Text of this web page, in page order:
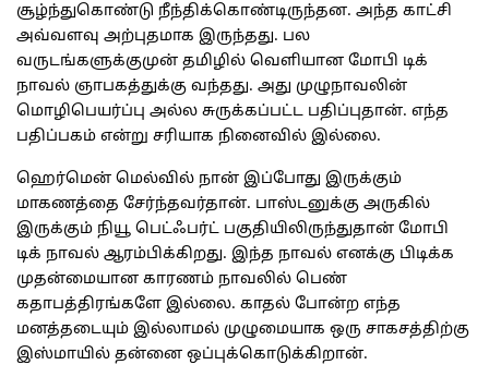
சூழ்ந்துகொண்டு நீந்திக்கொண்டிருந்தன. அந்த காட்சி
அவ்வளவு அற்புதமாக இருந்தது. பல
வருடங்களுக்குமுன் தமிழில் வெளியான மோபி டிக்
நாவல் ஞாபகத்துக்கு வந்தது. அது முழுநாவலின்
மொழிபெயர்ப்பு அல்ல சுருக்கப்பட்ட பதிப்புதான். எந்த
பதிப்பகம் என்று சரியாக நினைவில் இல்லை.
ஹெர்மென் மெல்வில் நான் இப்போது இருக்கும்
மாகணத்தை சேர்ந்தவர்தான். பாஸ்டனுக்கு அருகில்
இருக்கும் நியூ பெட்ஃபர்ட் பகுதியிலிருந்துதான் மோபி
டிக் நாவல் ஆரம்பிக்கிறது. இந்த நாவல் எனக்கு பிடிக்க
முதன்மையான காரணம் நாவலில் பெண்
கதாபத்திரங்களே இல்லை. காதல் போன்ற எந்த
மனத்தடையும் இல்லாமல் முழுமையாக ஒரு சாகசத்திற்கு
இஸ்மாயில் தன்னை ஒப்புக்கொடுக்கிறான்.